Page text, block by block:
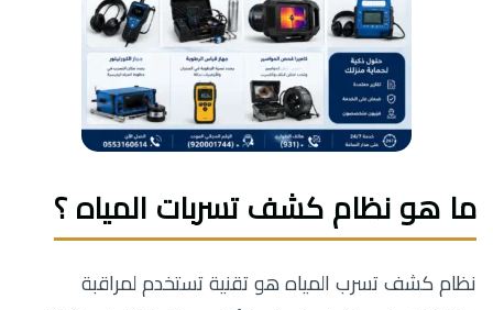
ما هو نظام كشف تسربات المياه ؟
نظام كشف تسرب المياه هو تقنية تستخدم لمراقبة